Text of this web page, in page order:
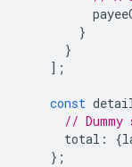
}
}
];
const
//
total : {
};